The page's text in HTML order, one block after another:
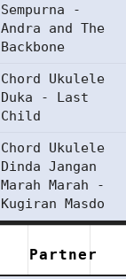
Sempurna -
Andra and The
Backbone
Chord Ukulele
Duka - Last
Child
Chord Ukulele
Dinda Jangan
Marah Marah -
Kugiran Masdo
Partner